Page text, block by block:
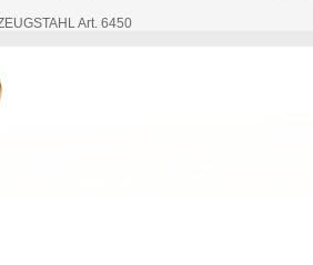
Art. 6450